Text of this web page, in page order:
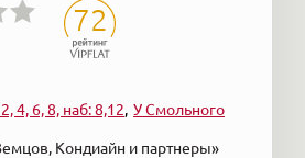
72
Кондиайн и партнеры»
4, 6, 8, наб: 8,12 У Смольного